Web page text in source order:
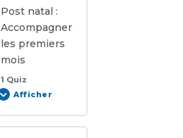
la
micronutrition
Post natal :
Accompagner
les premiers
mois
1 Quiz
Afficher
Post
Accompagner
les